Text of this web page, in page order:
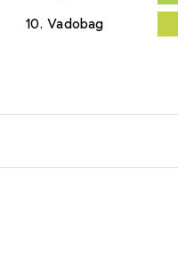
10. Vadobag